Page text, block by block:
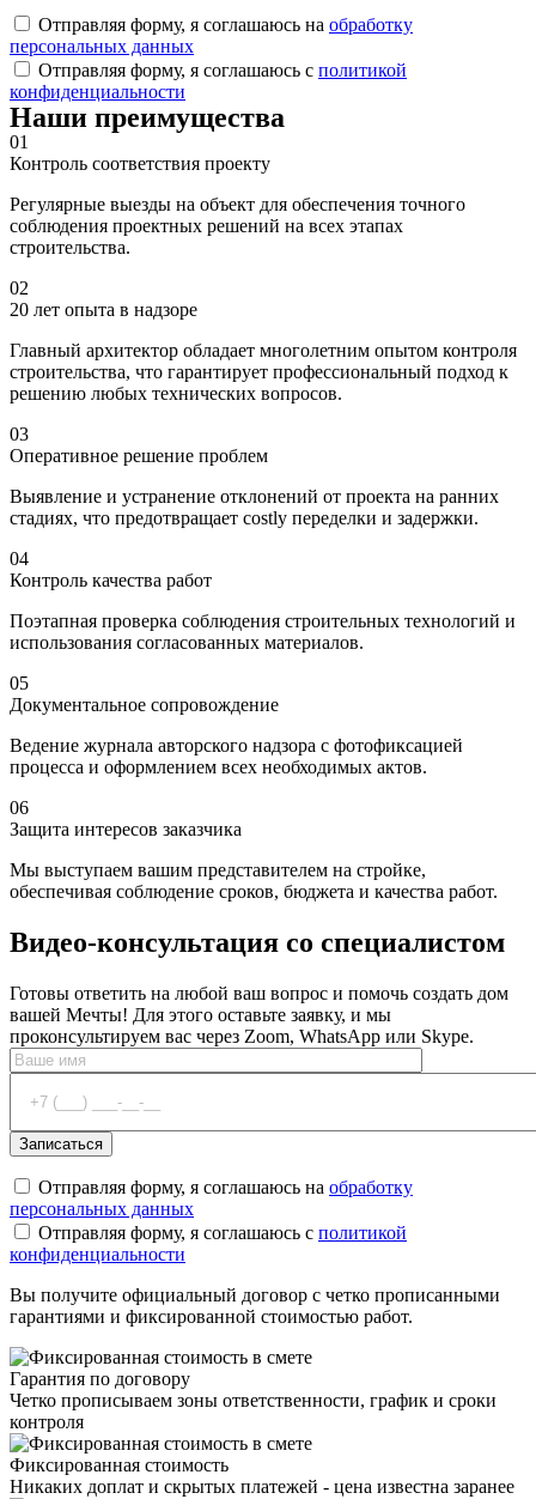
Отправляя форму, я соглашаюсь на обработку
персональных данных
Отправляя форму, я соглашаюсь с политикой
конфиденциальности
Наши преимущества
01
Контроль соответствия проекту
Регулярные выезды на объект для обеспечения точного
соблюдения проектных решений на всех этапах
строительства.
02
20 лет опыта в надзоре
Главный архитектор обладает многолетним опытом контроля
строительства, что гарантирует профессиональный подход к
решению любых технических вопросов.
03
Оперативное решение проблем
Выявление и устранение отклонений от проекта на ранних
стадиях, что предотвращает costly переделки и задержки.
04
Контроль качества работ
Поэтапная проверка соблюдения строительных технологий и
использования согласованных материалов.
05
Документальное сопровождение
Ведение журнала авторского надзора с фотофиксацией
процесса и оформлением всех необходимых актов.
06
Защита интересов заказчика
Мы выступаем вашим представителем на стройке,
обеспечивая соблюдение сроков, бюджета и качества работ.
Видео-консультация со специалистом
Готовы ответить на любой ваш вопрос и помочь создать дом
вашей Мечты! Для этого оставьте заявку, и мы
проконсультируем вас через Zoom, WhatsApp или Skype.
Отправляя форму, я соглашаюсь на обработку
персональных данных
Отправляя форму, я соглашаюсь с политикой
конфиденциальности
Вы получите официальный договор с четко прописанными
гарантиями и фиксированной стоимостью работ.
Гарантия по договору
Четко прописываем зоны ответственности, график и сроки
контроля
Фиксированная стоимость
Никаких доплат и скрытых платежей - цена известна заранее